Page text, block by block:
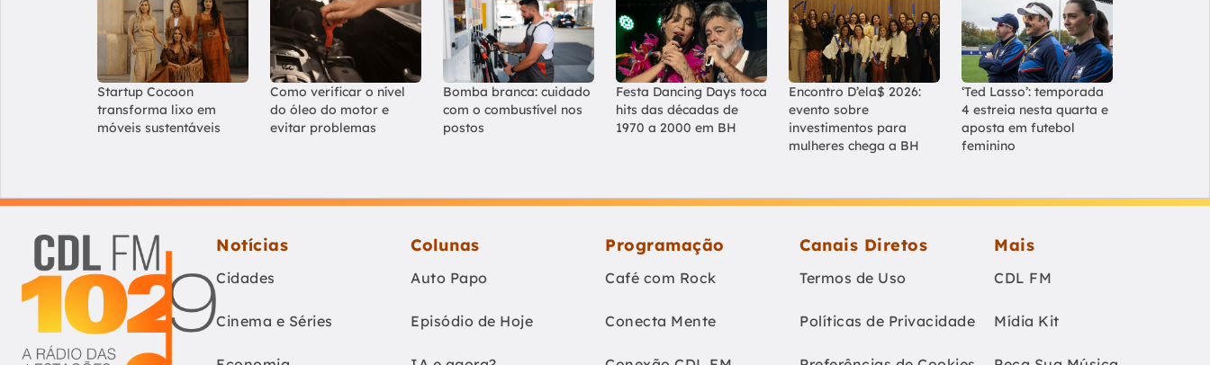
Startup Cocoon
transforma lixo em
móveis sustentáveis
Como verificar o nível
do óleo do motor e
evitar problemas
Bomba branca: cuidado
com o combustível nos
postos
Festa Dancing Days toca
hits das décadas de
1970 a 2000 em BH
Encontro D’ela$ 2026:
evento sobre
investimentos para
mulheres chega a BH
‘Ted Lasso’: temporada
4 estreia nesta quarta e
aposta em futebol
feminino
Notícias
Cidades
Cinema e Séries
Colunas
Auto Papo
Episódio de Hoje
Programação
Café com Rock
Conecta Mente
Canais Diretos
Termos de Uso
Políticas de Privacidade
Mais
CDL FM
Mídia Kit